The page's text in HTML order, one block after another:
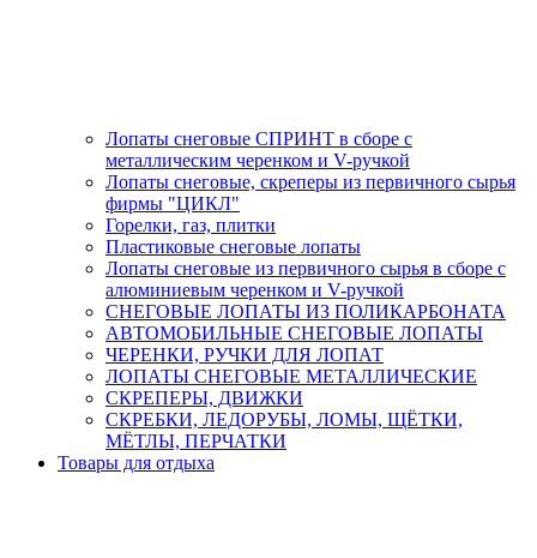
Лопаты снеговые СПРИНТ в сборе с
металлическим черенком и V-ручкой
Лопаты снеговые, скреперы из первичного сырья
фирмы "ЦИКЛ"
Горелки, газ, плитки
Пластиковые снеговые лопаты
Лопаты снеговые из первичного сырья в сборе с
алюминиевым черенком и V-ручкой
СНЕГОВЫЕ ЛОПАТЫ ИЗ ПОЛИКАРБОНАТА
АВТОМОБИЛЬНЫЕ СНЕГОВЫЕ ЛОПАТЫ
ЧЕРЕНКИ, РУЧКИ ДЛЯ ЛОПАТ
ЛОПАТЫ СНЕГОВЫЕ МЕТАЛЛИЧЕСКИЕ
СКРЕПЕРЫ, ДВИЖКИ
СКРЕБКИ, ЛЕДОРУБЫ, ЛОМЫ, ЩЁТКИ,
МЁТЛЫ, ПЕРЧАТКИ
Товары для отдыха